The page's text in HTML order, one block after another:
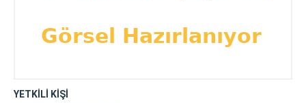
YETKİLİ KİŞİ